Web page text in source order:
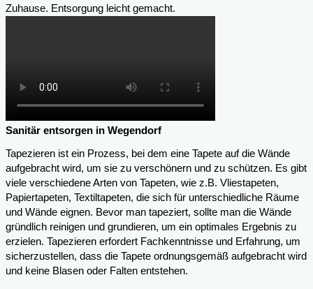
Zuhause. Entsorgung leicht gemacht.
Sanitär entsorgen in Wegendorf
Tapezieren ist ein Prozess, bei dem eine Tapete auf die Wände
aufgebracht wird, um sie zu verschönern und zu schützen. Es gibt
viele verschiedene Arten von Tapeten, wie z.B. Vliestapeten,
Papiertapeten, Textiltapeten, die sich für unterschiedliche Räume
und Wände eignen. Bevor man tapeziert, sollte man die Wände
gründlich reinigen und grundieren, um ein optimales Ergebnis zu
erzielen. Tapezieren erfordert Fachkenntnisse und Erfahrung, um
sicherzustellen, dass die Tapete ordnungsgemäß aufgebracht wird
und keine Blasen oder Falten entstehen.